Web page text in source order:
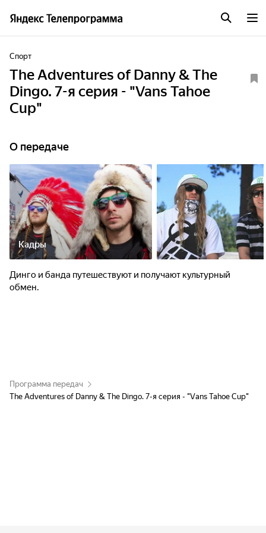
Спорт
The Adventures of Danny & The
Dingo. 7-я серия - "Vans Tahoe
Cup"
О передаче
Кадры
Динго и банда путешествуют и получают культурный
обмен.
Программа передач
The Adventures of Danny & The Dingo. 7-я серия - "Vans Tahoe Cup"